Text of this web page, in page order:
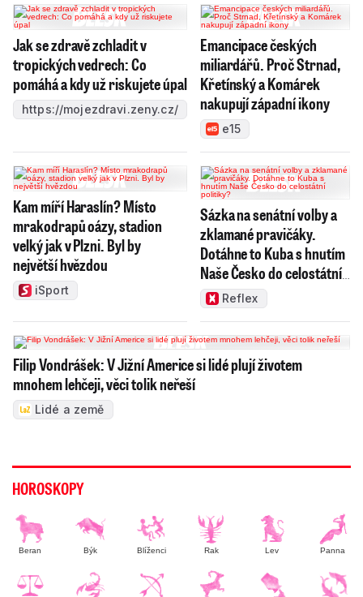
Jak se zdravě zchladit v
tropických vedrech: Co
pomáhá a kdy už riskujete úpal
https://mojezdravi.zeny.cz/
Emancipace českých
miliardářů. Proč Strnad,
Křetínský a Komárek
nakupují západní ikony
e15
Kam míří Haraslín? Místo
mrakodrapů oázy, stadion
velký jak v Plzni. Byl by
největší hvězdou
iSport
Sázka na senátní volby a
zklamané pravičáky.
Dotáhne to Kuba s hnutím
Naše Česko do celostátní
politiky?
Reflex
Filip Vondrášek: V Jižní Americe si lidé plují životem
mnohem lehčeji, věci tolik neřeší
Lidé a země
HOROSKOPY
Beran Býk Blíženci Rak Lev Panna